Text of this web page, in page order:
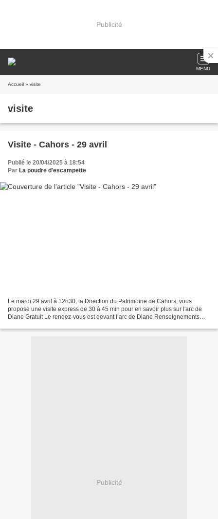
Publicité
MENU
Accueil » visite
visite
Visite - Cahors - 29 avril
Publié le 20/04/2025 à 18:54
Par La poudre d'escampette
Le mardi 29 avril à 12h30, la Direction du Patrimoine de Cahors, vous
propose une visite express de 30 à 45 min pour en savoir plus sur l'arc de
Diane Gratuit Le rendez-vous est devant l’arc de Diane Renseignements
Publicité